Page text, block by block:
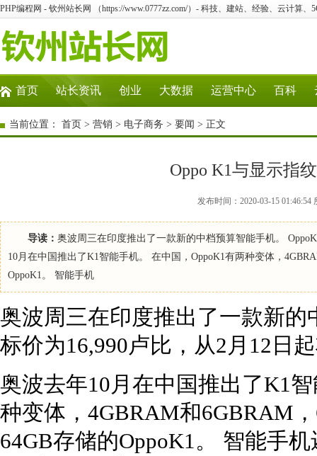
PHP编程网 - 钦州站长网 （https://www.0777zz.com/）- 科技、建站、经验、云计算、
首页 站长资讯 创业 大数据 运营中心 百科
当前位置： 首页 > 营销 > 电子商务 > 要闻 > 正文
Oppo K1与显示指
发布时间：2020-03-15
导读： 奥波周三在印度推出了一款新的中档预算智能手机。
10月在中国推出了K1智能手机。 在中国，OppoK1有两种变体，
OppoK1。 智能手机
奥波周三在印度推出了一款新的
标价为16,990卢比，从2月12日
奥波去年10月在中国推出了K1
种变体，4GBRAM和6GBRAM
64GB存储的OppoK1。 智能手